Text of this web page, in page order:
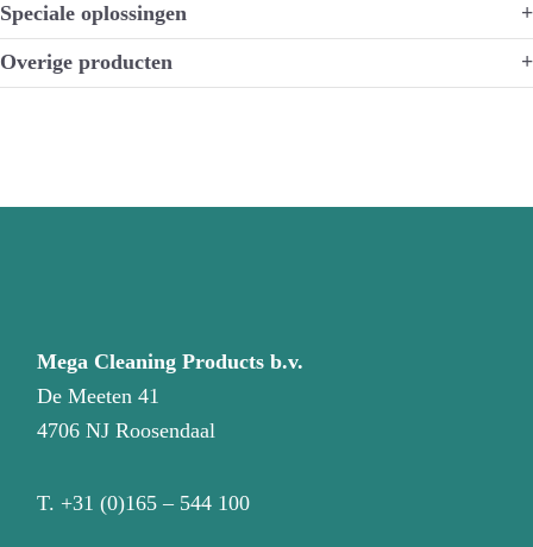
Speciale oplossingen +
Overige producten +
Mega Cleaning Products b.v.
De Meeten 41
4706 NJ Roosendaal
T. +31 (0)165 – 544 100